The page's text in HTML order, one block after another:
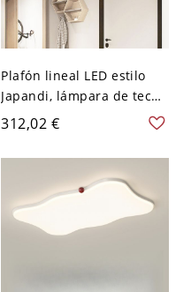
Plafón lineal LED estilo
Japandi, lámpara de techo
minimalista tipo barra de
travertino o nogal - 110 A
120 V Color Nuez
312,02 €